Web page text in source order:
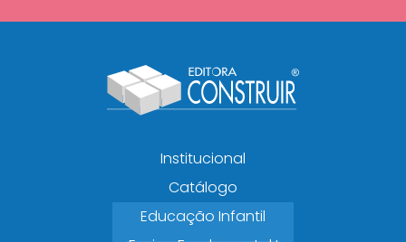
Institucional
Catálogo
Educação Infantil